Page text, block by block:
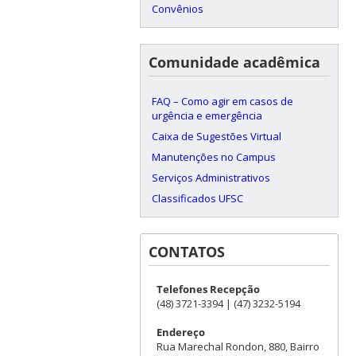
Convênios
Comunidade acadêmica
FAQ – Como agir em casos de
urgência e emergência
Caixa de Sugestões Virtual
Manutenções no Campus
Serviços Administrativos
Classificados UFSC
CONTATOS
Telefones Recepção
(48) 3721-3394 | (47) 3232-5194
Endereço
Rua Marechal Rondon, 880, Bairro